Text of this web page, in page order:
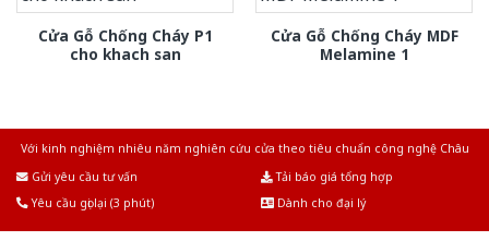
Cửa Gỗ Chống Cháy P1
cho khach san
Cửa Gỗ Chống Cháy MDF
Melamine 1
Với kinh nghiệm nhiêu năm nghiên cứu cửa theo tiêu chuẩn công nghệ Châu
Gửi yêu cầu tư vấn
Tải báo giá tổng hợp
Yêu cầu gọi lại (3 phút)
Dành cho đại lý